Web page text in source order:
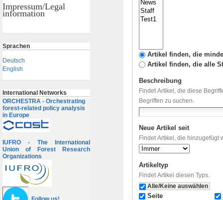
Impressum/Legal
information
Sprachen
Deutsch
English
International Networks
ORCHESTRA - Orchestrating
forest-related policy analysis
in Europe
IUFRO - The International
Union of Forest Research
Organizations
Artikel finden, die
Artikel finden, die alle
Beschreibung
Findet Artikel, die diese
Begriffen zu suchen.
Neue Artikel seit
Findet Artikel, die hinzugefügt
Artikeltyp
Findet Artikel diesen Typs.
Alle/Keine auswählen
Seite